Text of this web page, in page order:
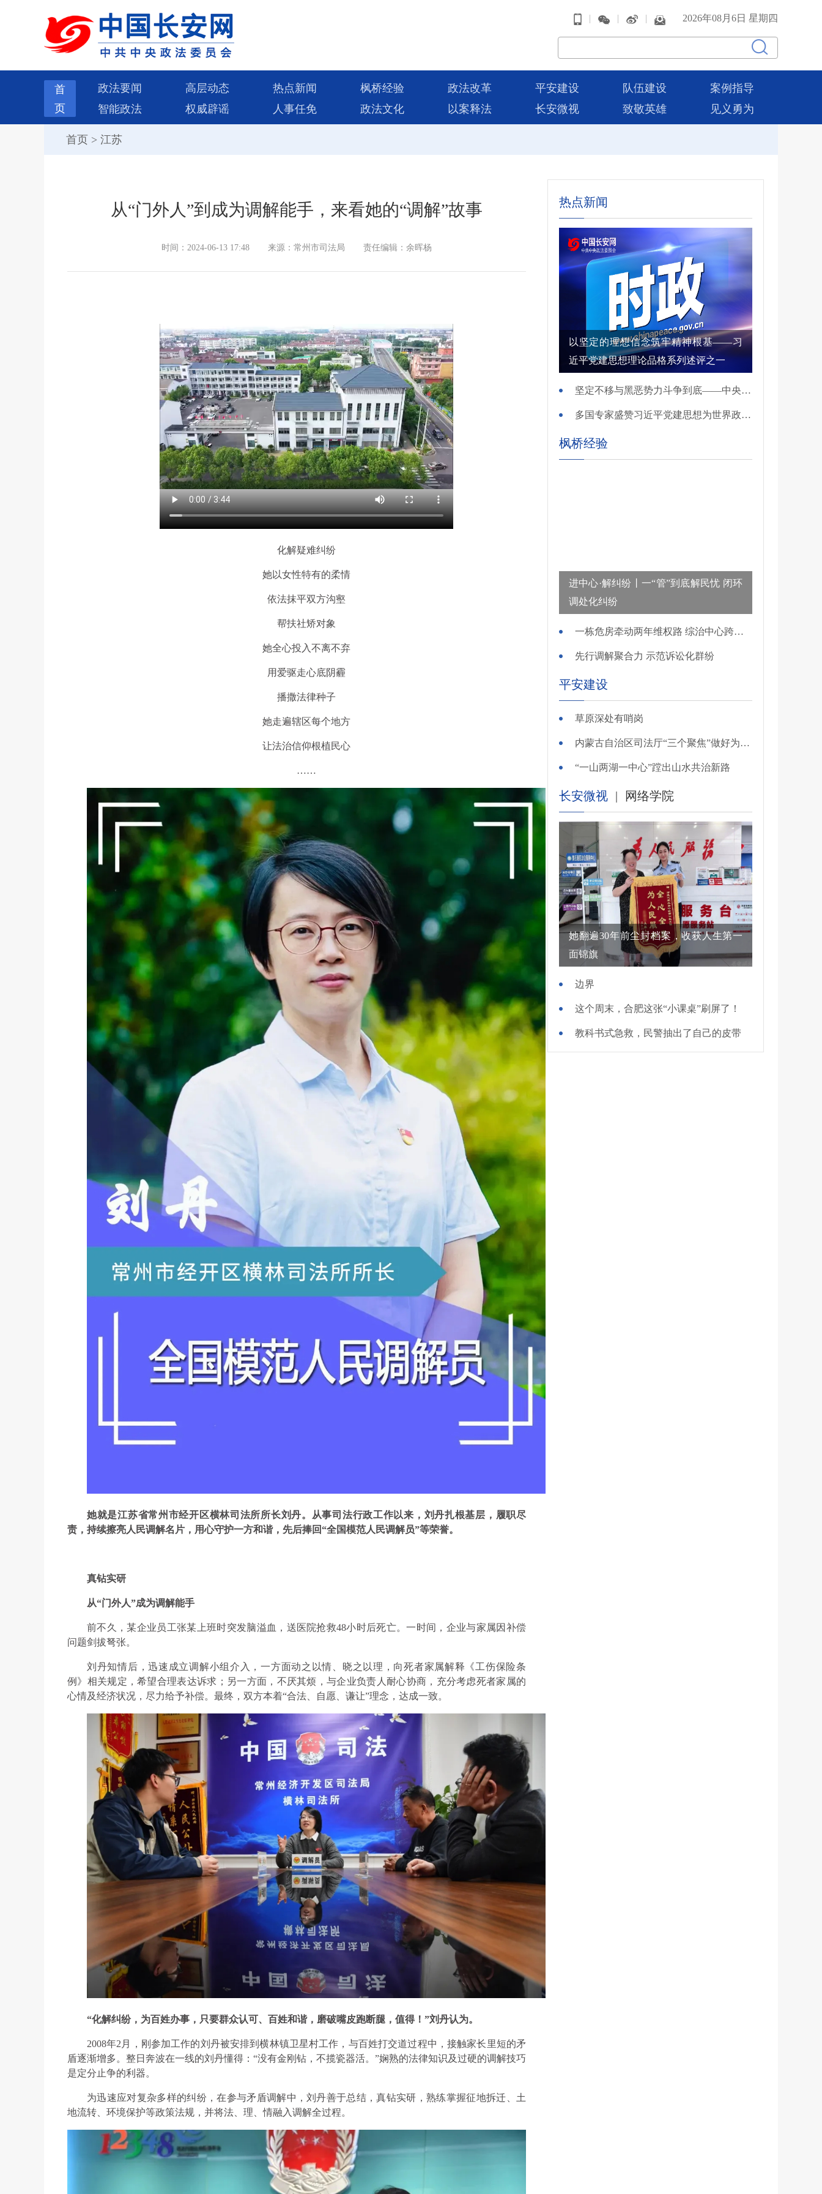
| | | 2026年08月6日 星期四
首
页
政法要闻 高层动态 热点新闻 枫桥经验 政法改革 平安建设 队伍建设
案例指导
智能政法
权威辟谣 人事任免 政法文化 以案释法 长安微视 致敬英雄 见义勇为
首页 > 江苏
从“门外人”到成为调解能手，来看她的“调解”故事
时间：2024-06-13 17:48 来源：常州市司法局 责任编辑：余晖杨
化解疑难纠纷
她以女性特有的柔情
依法抹平双方沟壑
帮扶社矫对象
她全心投入不离不弃
用爱驱走心底阴霾
播撒法律种子
她走遍辖区每个地方
让法治信仰根植民心
……
她就是江苏省常州市经开区横林司法所所长刘丹。从事司法行政工作以来，刘丹扎根基层，履职尽
责，持续擦亮人民调解名片，用心守护一方和谐，先后捧回“全国模范人民调解员”等荣誉。
真钻实研
从“门外人”成为调解能手
前不久，某企业员工张某上班时突发脑溢血，送医院抢救48小时后死亡。一时间，企业与家属因补偿
问题剑拔弩张。
刘丹知情后，迅速成立调解小组介入，一方面动之以情、晓之以理，向死者家属解释《工伤保险条
例》相关规定，希望合理表达诉求；另一方面，不厌其烦，与企业负责人耐心协商，充分考虑死者家属的
心情及经济状况，尽力给予补偿。最终，双方本着“合法、自愿、谦让”理念，达成一致。
“化解纠纷，为百姓办事，只要群众认可、百姓和谐，磨破嘴皮跑断腿，值得！”刘丹认为。
2008年2月，刚参加工作的刘丹被安排到横林镇卫星村工作，与百姓打交道过程中，接触家长里短的矛
盾逐渐增多。整日奔波在一线的刘丹懂得：“没有金刚钻，不揽瓷器活。”娴熟的法律知识及过硬的调解技巧
是定分止争的利器。
为迅速应对复杂多样的纠纷，在参与矛盾调解中，刘丹善于总结，真钻实研，熟练掌握征地拆迁、土
地流转、环境保护等政策法规，并将法、理、情融入调解全过程。
热点新闻
以坚定的理想信念筑牢精神根基——习
近平党建思想理论品格系列述评之一
坚定不移与黑恶势力斗争到底——中央政法委负责同志就开展深化扫黑除恶专项斗争有关问题答记者问
多国专家盛赞习近平党建思想为世界政党建设提供重要启迪
枫桥经验
进中心·解纠纷丨一“管”到底解民忧 闭环
调处化纠纷
一栋危房牵动两年维权路 综治中心跨省寻鉴解民忧
先行调解聚合力 示范诉讼化群纷
平安建设
草原深处有哨岗
内蒙古自治区司法厅“三个聚焦”做好为民造福实事
“一山两湖一中心”蹚出山水共治新路
长安微视 | 网络学院
她翻遍30年前尘封档案，收获人生第一
面锦旗
边界
这个周末，合肥这张“小课桌”刷屏了！
教科书式急救，民警抽出了自己的皮带